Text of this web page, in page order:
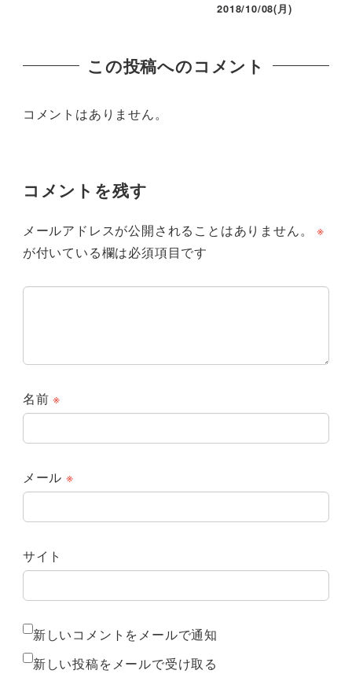
2018/10/08(月)
この投稿へのコメント
コメントはありません。
コメントを残す
メールアドレスが公開されることはありません。
※
が付いている欄は必須項目です
名前※
メール ※
サイト
新しいコメントをメールで通知
新しい投稿をメールで受け取る